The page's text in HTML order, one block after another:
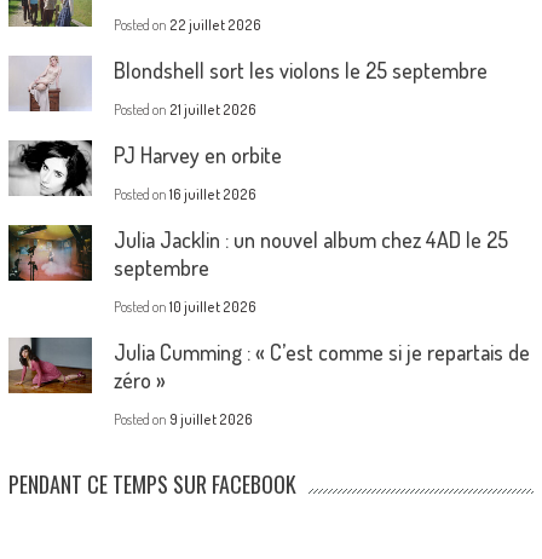
Posted on 22 juillet 2026
Blondshell sort les violons le 25 septembre
Posted on 21 juillet 2026
PJ Harvey en orbite
Posted on 16 juillet 2026
Julia Jacklin : un nouvel album chez 4AD le 25
septembre
Posted on 10 juillet 2026
Julia Cumming : « C’est comme si je repartais de
zéro »
Posted on 9 juillet 2026
PENDANT CE TEMPS SUR FACEBOOK